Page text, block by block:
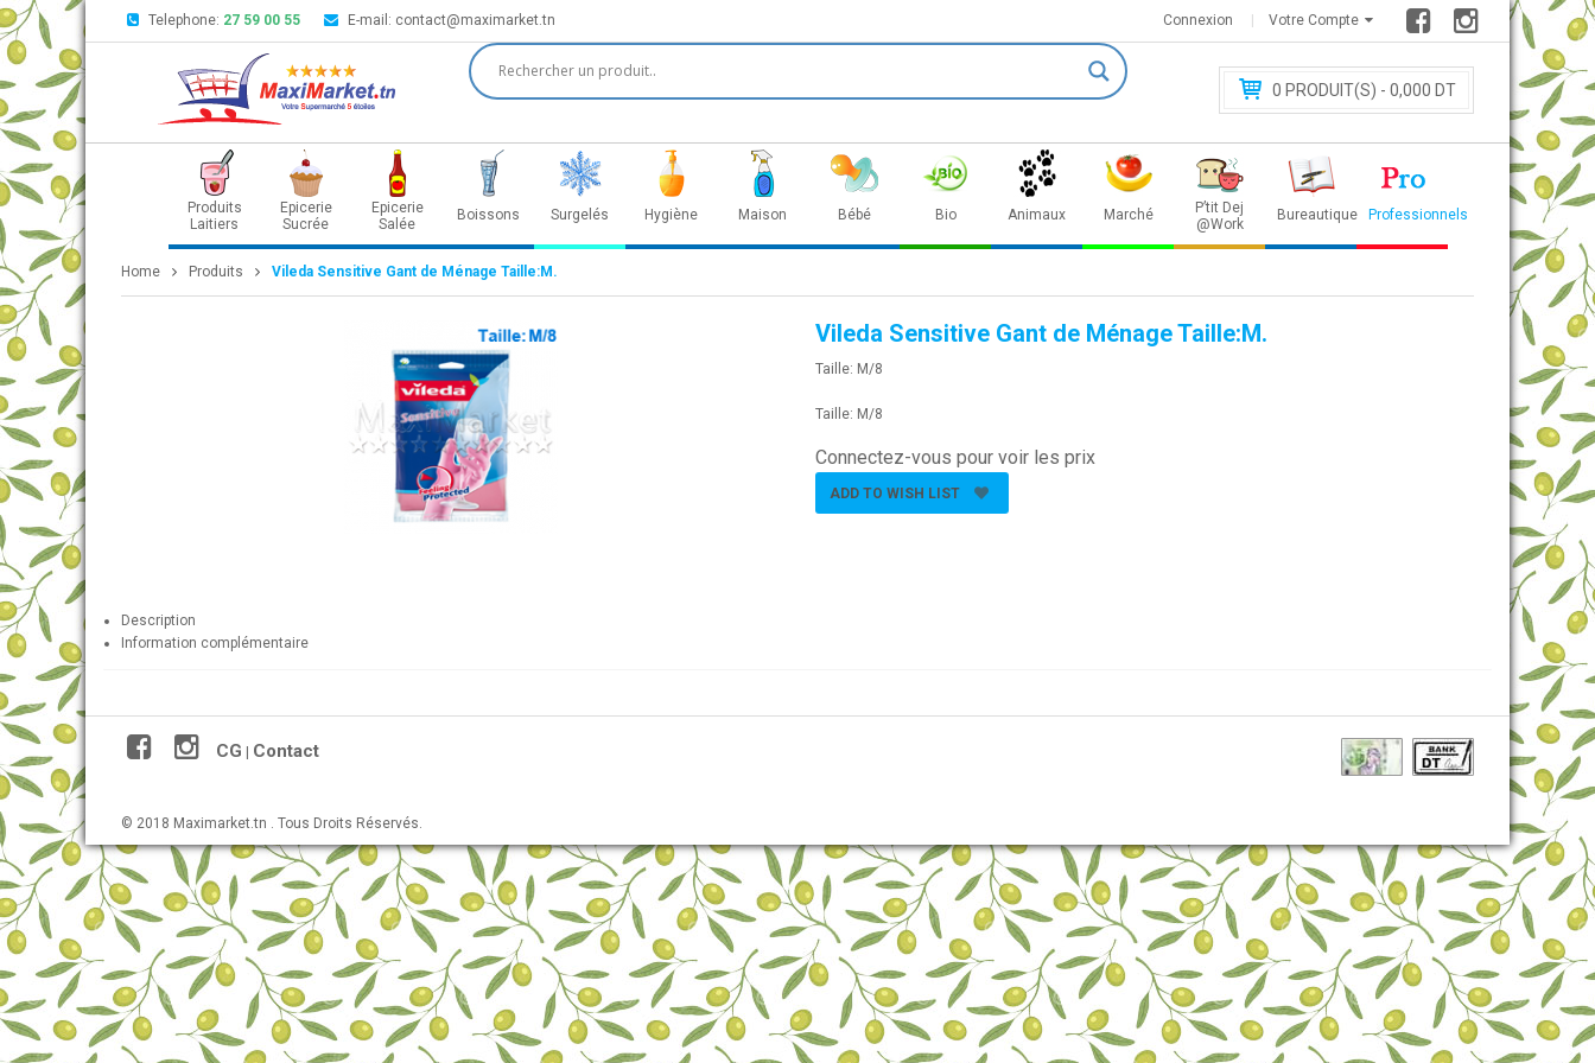
Telephone: 27 59 00 55 E-mail: contact@maximarket.tn Votre Compte
Connexion
0 PRODUIT(S) - 0,000 DT
Produits
Laitiers
Epicerie
Sucrée
Epicerie
Salée
Boissons Surgelés Hygiène Maison Bébé Bio Animaux Marché
P’tit Dej
@Work
Bureautique Professionnels
Home Produits Vileda Sensitive Gant de Ménage Taille:M.
Vileda Sensitive Gant de Ménage Taille:M.
Taille: M/8
Taille: M/8
Connectez-vous pour voir les prix
ADD TO WISH LIST
Description
Information complémentaire
CG Contact
© 2018 Maximarket.tn . Tous Droits Réservés.